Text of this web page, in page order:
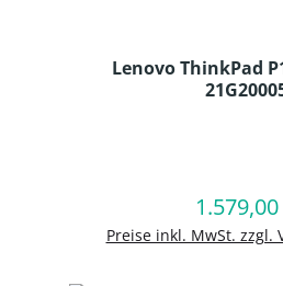
Lenovo ThinkPad
Regulärer
Preise inkl. MwSt. zzgl.
In den